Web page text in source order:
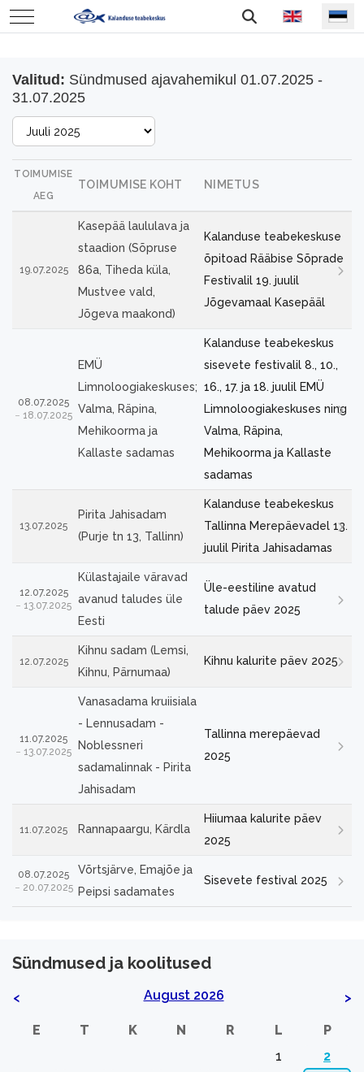
Mobile Menu Toggle Vali keel
Valitud: Sündmused ajavahemikul 01.07.2025 -
31.07.2025
TOIMUMISE
AEG
TOIMUMISE KOHT NIMETUS
19.07.2025
Kasepää laululava ja
staadion (Sõpruse
86a, Tiheda küla,
Mustvee vald,
Jõgeva maakond)
Kalanduse teabekeskuse
õpitoad Rääbise Sõprade
Festivalil 19. juulil
Jõgevamaal Kasepääl
08.07.2025
18.07.2025
EMÜ
Limnoloogiakeskuses;
Valma, Räpina,
Mehikoorma ja
Kallaste sadamas
Kalanduse teabekeskus
sisevete festivalil 8., 10.,
16., 17. ja 18. juulil EMÜ
Limnoloogiakeskuses ning
Valma, Räpina,
Mehikoorma ja Kallaste
sadamas
13.07.2025
Pirita Jahisadam
(Purje tn 13, Tallinn)
Kalanduse teabekeskus
Tallinna Merepäevadel 13.
juulil Pirita Jahisadamas
12.07.2025
13.07.2025
Külastajaile väravad
avanud taludes üle
Eesti
Üle-eestiline avatud
talude päev 2025
12.07.2025
Kihnu sadam (Lemsi,
Kihnu, Pärnumaa)
Kihnu kalurite päev 2025
11.07.2025
13.07.2025
Vanasadama kruiisiala
- Lennusadam -
Noblessneri
sadamalinnak - Pirita
Jahisadam
Tallinna merepäevad
2025
11.07.2025 Rannapaargu, Kärdla
Hiiumaa kalurite päev
2025
08.07.2025
20.07.2025
Võrtsjärve, Emajõe ja
Peipsi sadamates
Sisevete festival 2025
Sündmused ja koolitused
< August 2026 >
E T K N R L
P
1
2